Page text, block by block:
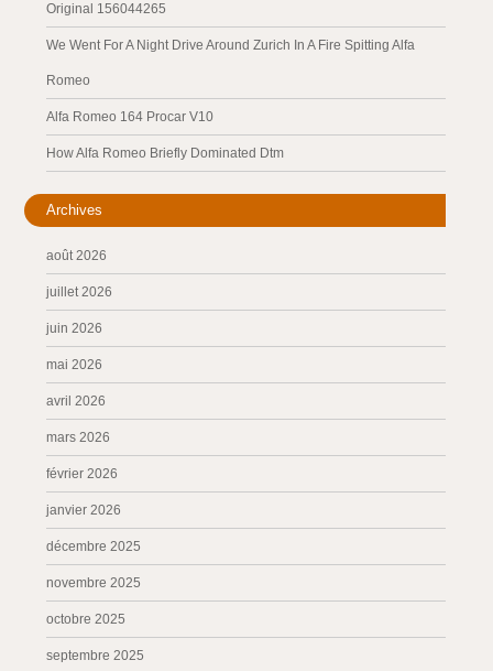
Original 156044265
We Went For A Night Drive Around Zurich In A Fire Spitting Alfa
Romeo
Alfa Romeo 164 Procar V10
How Alfa Romeo Briefly Dominated Dtm
Archives
août 2026
juillet 2026
juin 2026
mai 2026
avril 2026
mars 2026
février 2026
janvier 2026
décembre 2025
novembre 2025
octobre 2025
septembre 2025